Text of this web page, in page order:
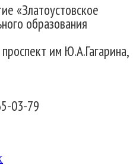
«Златоустовское
образования
им Ю.А.Гагарина,
03-79